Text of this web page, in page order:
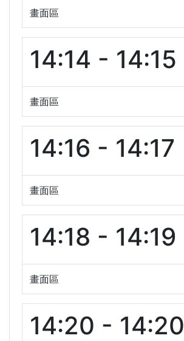
畫面區
14:14 - 14:15
畫面區
14:16 - 14:17
畫面區
14:18 - 14:19
畫面區
14:20 - 14:20